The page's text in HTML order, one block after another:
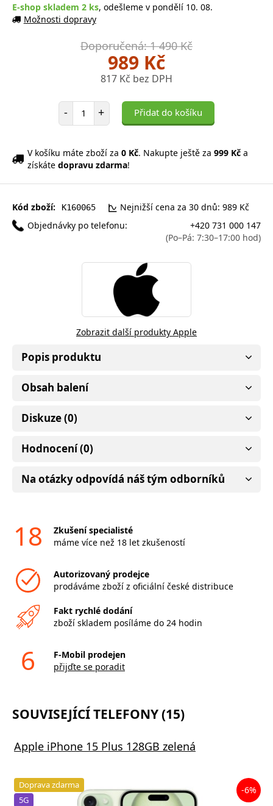
E-shop skladem 2 ks, odešleme v pondělí 10. 08.
Možnosti dopravy
Doporučená: 1 490 Kč
989 Kč
817 Kč bez DPH
- Počet položek
+ Přidat do košíku
V košíku máte zboží za 0 Kč. Nakupte ještě za 999 Kč a
získáte dopravu zdarma!
Kód zboží: K160065
Nejnižší cena za 30 dnů: 989 Kč
Objednávky po telefonu:
+420 731 000 147
(Po–Pá: 7:30–17:00 hod)
Zobrazit další produkty Apple
Popis produktu
Obsah balení
Diskuze (0)
Hodnocení (0)
Na otázky odpovídá náš tým odborníků
18
Zkušení specialisté
máme více než 18 let zkušeností
Autorizovaný prodejce
prodáváme zboží z oficiální české distribuce
Fakt rychlé dodání
zboží skladem posíláme do 24 hodin
6
F-Mobil prodejen
přijďte se poradit
SOUVISEJÍCÍ TELEFONY (15)
Apple iPhone 15 Plus 128GB zelená
Doprava zdarma
5G
-6%